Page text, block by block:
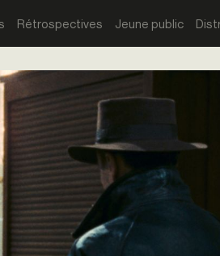
Rétrospectives Jeune public